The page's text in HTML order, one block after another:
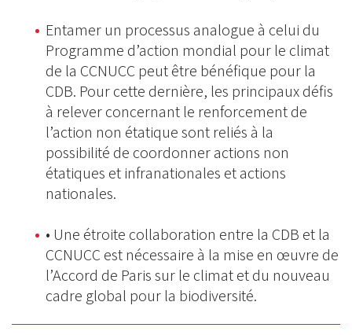
Entamer un processus analogue à celui du
Programme d’action mondial pour le climat
de la CCNUCC peut être bénéfique pour la
CDB. Pour cette dernière, les principaux défis
à relever concernant le renforcement de
l’action non étatique sont reliés à la
possibilité de coordonner actions non
étatiques et infranationales et actions
nationales.
• Une étroite collaboration entre la CDB et la
CCNUCC est nécessaire à la mise en œuvre de
l’Accord de Paris sur le climat et du nouveau
cadre global pour la biodiversité.